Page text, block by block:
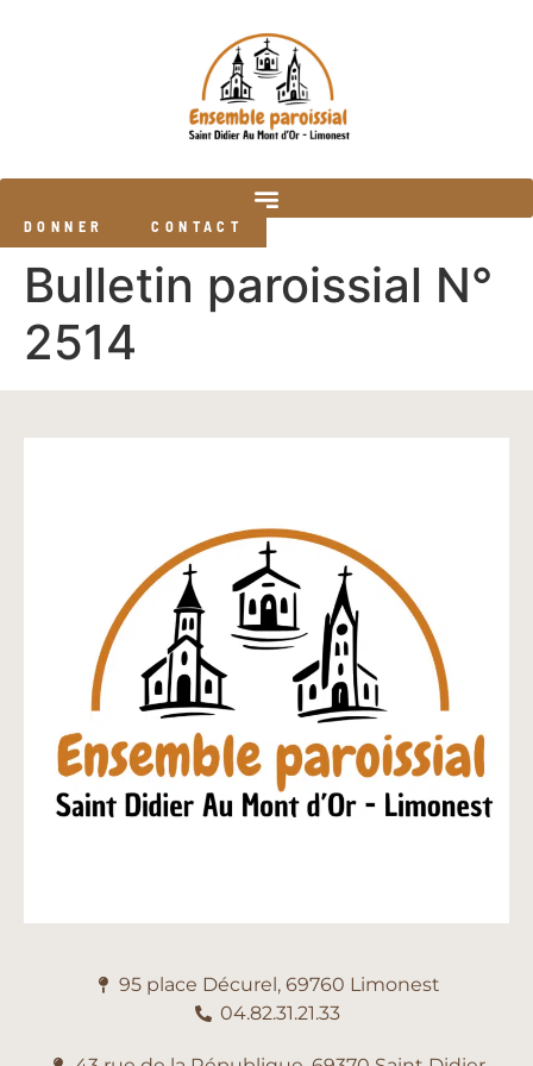
DONNER CONTACT
Bulletin paroissial N°
2514
95 place Décurel, 69760 Limonest
04.82.31.21.33